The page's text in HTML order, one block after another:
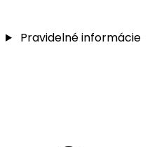
Pravidelné informácie